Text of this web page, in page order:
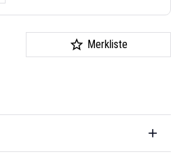
Merkliste